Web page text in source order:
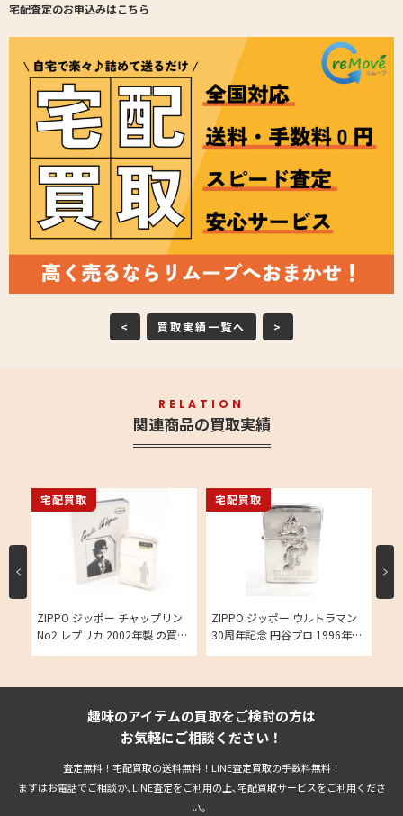
宅配査定のお申込みはこちら
< 買取実績一覧へ >
RELATION
関連商品の買取実績
ZIPPO ジッポー チャップリン
No2 レプリカ 2002年製 の買取
宅配買取
ZIPPO ジッポー ウルトラマン
30周年記念 円谷プロ 1996年製
宅配買取
趣味のアイテムの買取をご検討の方は
お気軽にご相談ください！
査定無料！宅配買取の送料無料！LINE査定買取の手数料無料！
まずはお電話でご相談か､LINE査定をご利用の上､宅配買取サービスをご利用くださ
い。